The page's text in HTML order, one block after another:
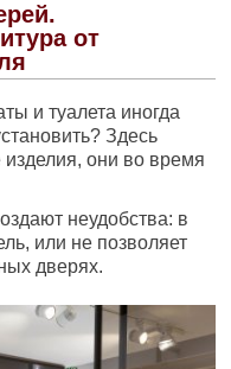
от
и туалета иногда
Здесь
они во время
неудобства: в
или не позволяет
дверях.